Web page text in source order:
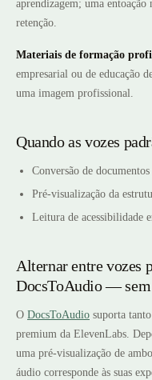
aprendizagem; uma entoação
retenção.
Materiais de formação
empresarial ou de educação
uma imagem profissional.
Quando as vozes
Conversão de
Pré-visualização da
Leitura de acessibilidade
Alternar entre vozes
DocsToAudio —
O DocsToAudio suporta
premium da ElevenLabs.
uma pré-visualização de
áudio corresponde às suas